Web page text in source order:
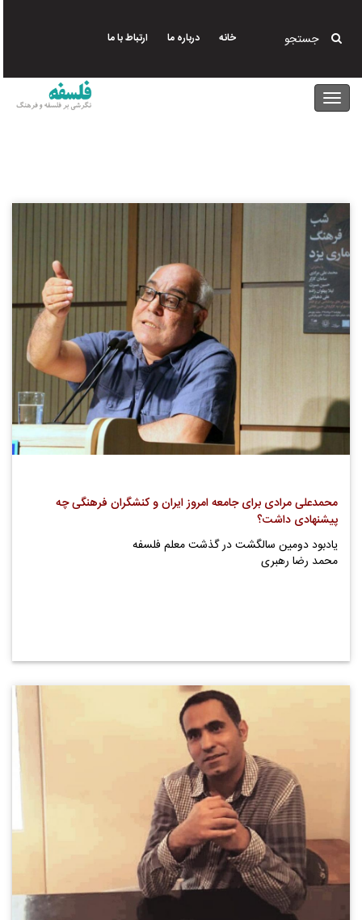
محتوای
جستجو خانه درباره ما ارتباط با ما
محمدعلی مرادی برای جامعه امروز ایران و کنشگران فرهنگی چه
پیشنهادی داشت؟
یادبود دومین سالگشت در گذشت معلم فلسفه
محمد رضا رهبری